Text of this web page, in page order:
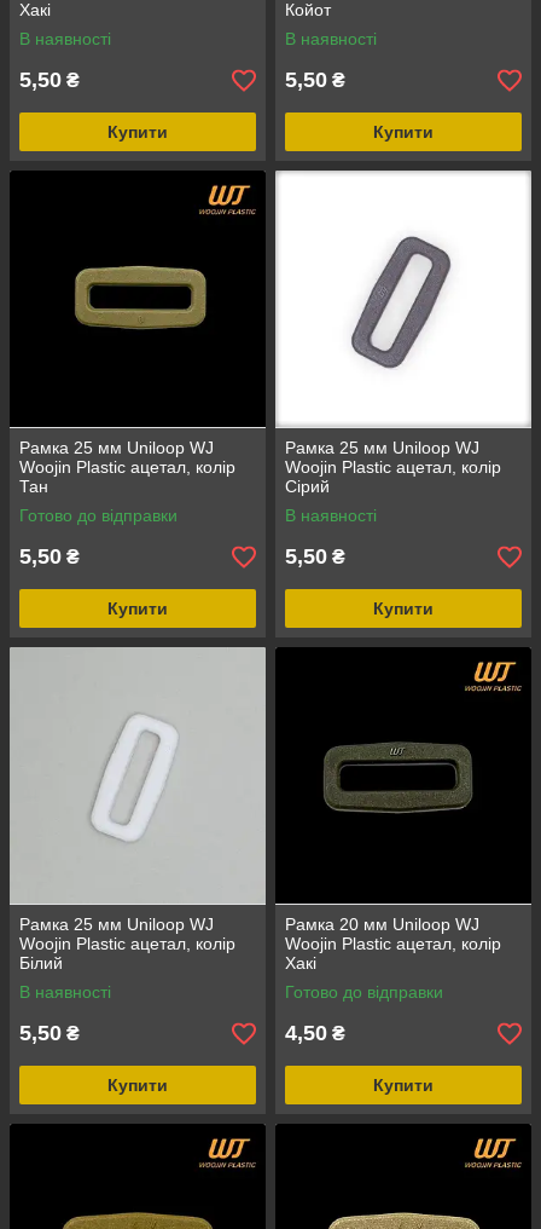
Хакі
В наявності
5,50 ₴
Купити
Койот
В наявності
5,50 ₴
Купити
Рамка 25 мм Uniloop WJ
Woojin Plastic ацетал, колір
Тан
Готово до відправки
5,50 ₴
Купити
Рамка 25 мм Uniloop WJ
Woojin Plastic ацетал, колір
Сірий
В наявності
5,50 ₴
Купити
Рамка 25 мм Uniloop WJ
Woojin Plastic ацетал, колір
Білий
В наявності
5,50 ₴
Купити
Рамка 20 мм Uniloop WJ
Woojin Plastic ацетал, колір
Хакі
Готово до відправки
4,50 ₴
Купити